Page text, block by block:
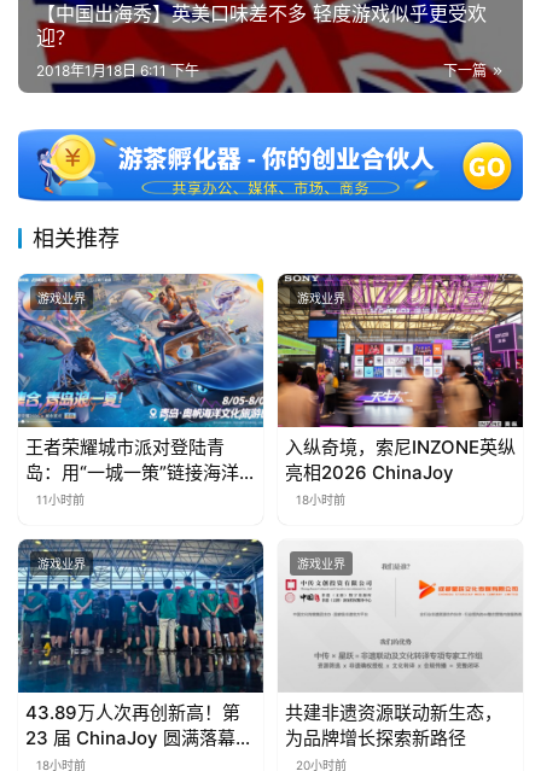
【中国出海秀】英美口味差不多 轻度游戏似乎更受欢
迎？
下一篇
2018年1月18日 6:11 下午
相关推荐
游戏业界
王者荣耀城市派对登陆青
岛：用“一城一策”链接海洋
场景，以双向奔赴带动夏日
11小时前
游戏业界
入纵奇境，索尼INZONE英纵
亮相2026 ChinaJoy
18小时前
游戏业界
43.89万人次再创新高！第
23 届 ChinaJoy 圆满落幕：
感谢有你，共赴这场“与 AI
18小时前
游戏业界
共建非遗资源联动新生态，
为品牌增长探索新路径
20小时前